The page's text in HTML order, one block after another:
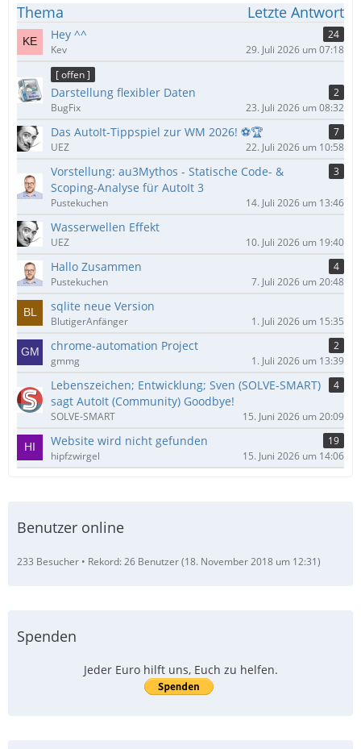
ä
g
e
e
t
r
ä
g
e
Thema Letzte Antwort
Hey ^^
24
Kev
29. Juli 2026 um 07:18
[ offen ]
Darstellung flexibler Daten
2
BugFix
23. Juli 2026 um 08:32
Das AutoIt-Tippspiel zur WM 2026! ⚽🏆
7
UEZ
22. Juli 2026 um 10:58
Vorstellung: au3Mythos - Statische Code- &
Scoping-Analyse für AutoIt 3
3
Pustekuchen 14. Juli 2026 um 13:46
Wasserwellen Effekt
UEZ 10. Juli 2026 um 19:40
Hallo Zusammen
4
Pustekuchen
7. Juli 2026 um 20:48
sqlite neue Version
BlutigerAnfänger 1. Juli 2026 um 15:35
chrome-automation Project
2
gmmg
1. Juli 2026 um 13:39
Lebenszeichen; Entwicklung; Sven (SOLVE-SMART)
sagt AutoIt (Community) Goodbye!
4
SOLVE-SMART 15. Juni 2026 um 20:09
Website wird nicht gefunden
19
hipfzwirgel
15. Juni 2026 um 14:06
Benutzer online
233 Besucher Rekord: 26 Benutzer (18. November 2018 um 12:31)
Spenden
Jeder Euro hilft uns, Euch zu helfen.